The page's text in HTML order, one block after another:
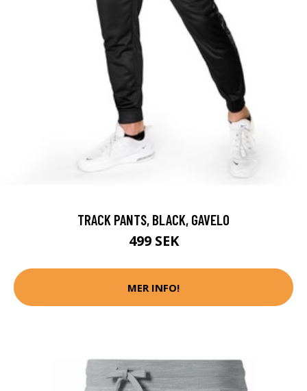
TRACK PANTS, BLACK, GAVELO
499 SEK
MER INFO!